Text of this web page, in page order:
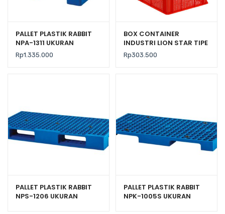
PALLET PLASTIK RABBIT
NPA-1311 UKURAN
130x110x16 CM, JUAL
HARGA BERSAING
Rp1.335.000
BOX CONTAINER
INDUSTRI LION STAR TIPE
IC-29 FORTE CRATE 303
Rp303.500
PALLET PLASTIK RABBIT
NPS-1206 UKURAN
PALLET PLASTIK RABBIT
NPK-1005S UKURAN